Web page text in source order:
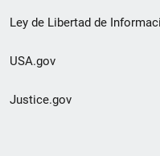
Ley de Libertad de
USA.gov
Justice.gov